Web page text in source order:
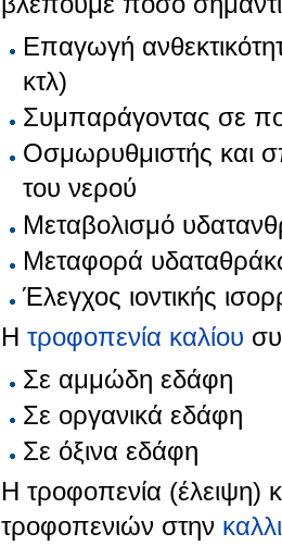
Επαγωγή
κτλ)
Συμπαράγοντας σε
Οσμωρυθμιστής και
του νερού
Μεταβολισμό
Μεταφορά
Έλεγχος ιοντικής
Η τροφοπενία καλίου
Σε αμμώδη εδάφη
Σε οργανικά εδάφη
Σε όξινα εδάφη
Η τροφοπενία (έλειψη)
τροφοπενιών στην